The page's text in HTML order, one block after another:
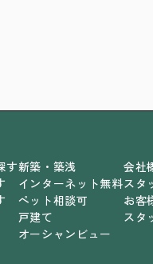
す新築・築浅
インターネット無料
ペット相談可
戸建て
オーシャンビュー
会社
スタ
お客
スタ